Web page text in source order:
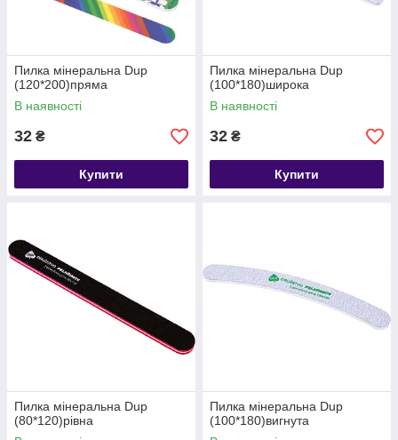
Пилка мінеральна Dup
(120*200)пряма
В наявності
32 ₴
Купити
Пилка мінеральна Dup
(100*180)широка
В наявності
32 ₴
Купити
Пилка мінеральна Dup
(80*120)рівна
Пилка мінеральна Dup
(100*180)вигнута